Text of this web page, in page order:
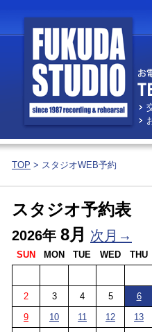
TOP > スタジオWEB予約
スタジオ予約表
2026年 8月 次月→
SUN MON TUE WED THU
2
3 4 5 6
9
10 11 12 13